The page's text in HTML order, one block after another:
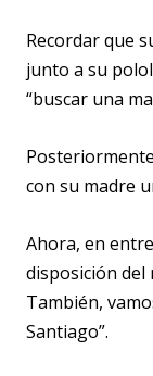
Recordar que
junto a su
“buscar una
con su madre
Ahora, en
disposición del
También,
Santiago”.